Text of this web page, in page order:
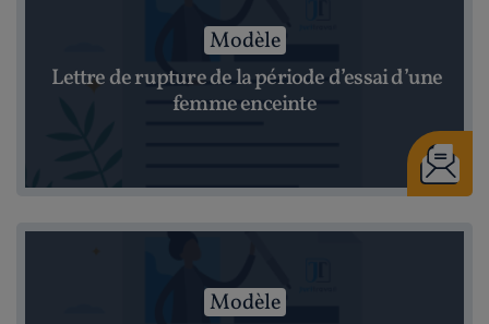
Modèle
Lettre de rupture de la période d’essai d’une
femme enceinte
Modèle